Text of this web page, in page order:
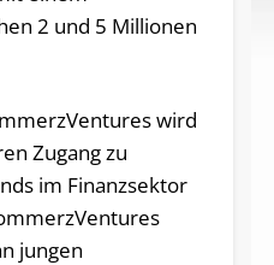
2 und 5 Millionen
wird
Zugang zu
im Finanzsektor
jungen